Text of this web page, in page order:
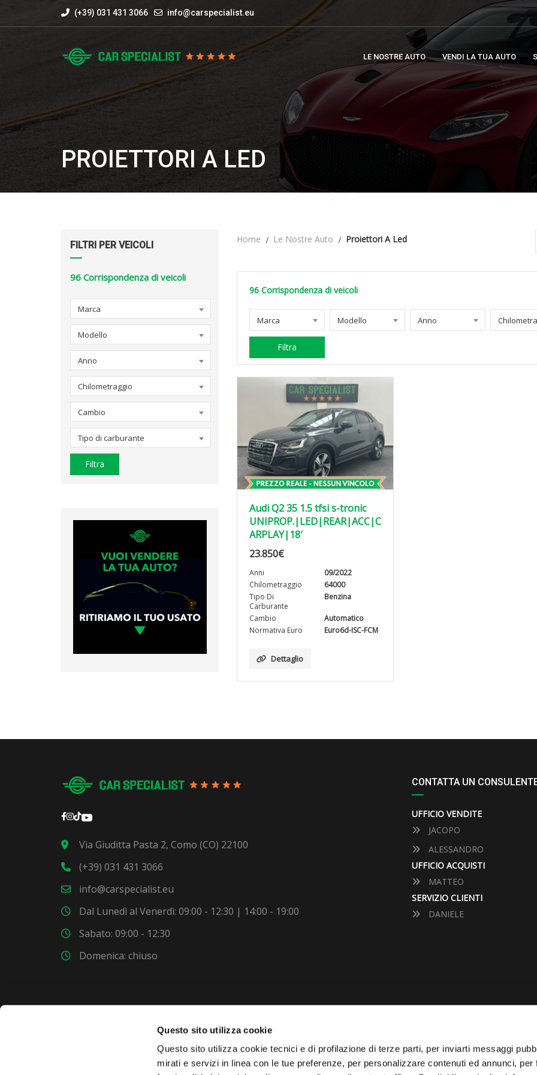
Questo sito utilizza cookie
Questo sito utilizza cookie tecnici e di profilazione di terze parti, per inviarti messaggi
mirati e servizi in linea con le tue preferenze, per personalizzare contenuti ed annunci, per
(+39) 031 431 3066 info@carspecialist.eu
LE NOSTRE AUTO VENDI LA TUA AUTO
PROIETTORI A LED
FILTRI PER VEICOLI
96 Corrispondenza di veicoli
Marca
Modello
Anno
Chilometraggio
Cambio
Tipo di carburante
Filtra
Home Le Nostre Auto Proiettori A Led
96 Corrispondenza di veicoli
Marca Modello Anno
Filtra
Audi Q2 35 1.5 tfsi s-tronic
UNIPROP.|LED|REAR|ACC|C
ARPLAY|18′
23.850€
Anni
09/2022
Chilometraggio
64000
Tipo Di
Carburante
Benzina
Cambio
Automatico
Normativa Euro
Euro6d-ISC-FCM
Dettaglio
Via Giuditta Pasta 2, Como (CO) 22100
(+39) 031 431 3066
info@carspecialist.eu
Dal Lunedì al Venerdì: 09:00 - 12:30 | 14:00 - 19:00
Sabato: 09:00 - 12:30
Domenica: chiuso
CONTATTA UN
UFFICIO VENDITE
JACOPO
ALESSANDRO
UFFICIO ACQUISTI
MATTEO
SERVIZIO CLIENTI
DANIELE
VUOI COMPRARE UNA NUOVA AUTO? VUOI VENDERE LA TUA